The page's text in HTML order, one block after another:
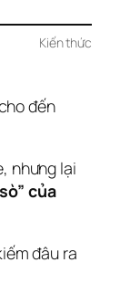
Kiến thức
đến
nhưng lại
của
đâu ra